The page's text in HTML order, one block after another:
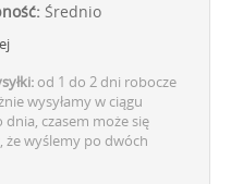
Średnio
od 1 do 2 dni robocze
wysyłamy w ciągu
dnia, czasem może się
że wyślemy po dwóch